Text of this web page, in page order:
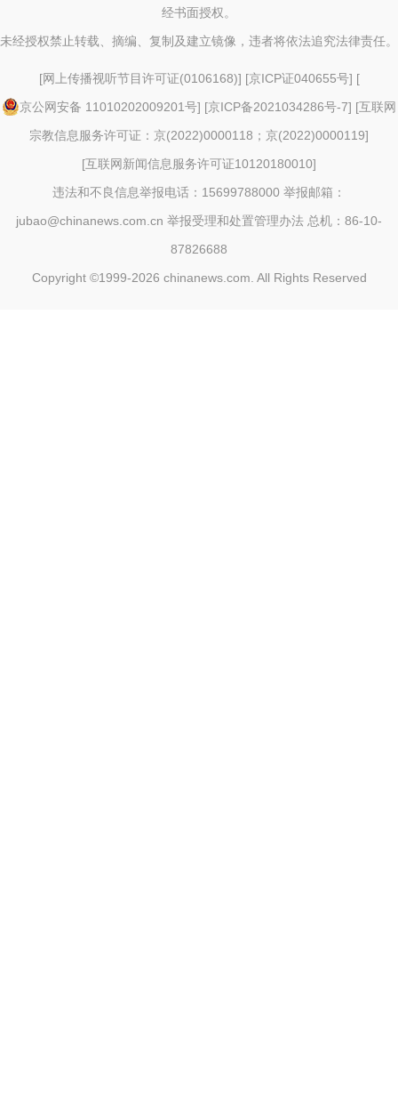
经书面授权。
未经授权禁止转载、摘编、复制及建立镜像，违者将依法追究法律责任。
[网上传播视听节目许可证(0106168)] [京ICP证040655号] [
京公网安备 11010202009201号] [京ICP备2021034286号-7] [互联网
宗教信息服务许可证：京(2022)0000118；京(2022)0000119]
[互联网新闻信息服务许可证10120180010]
违法和不良信息举报电话：15699788000 举报邮箱：
jubao@chinanews.com.cn 举报受理和处置管理办法 总机：86-10-
87826688
Copyright ©1999-2026 chinanews.com. All Rights Reserved